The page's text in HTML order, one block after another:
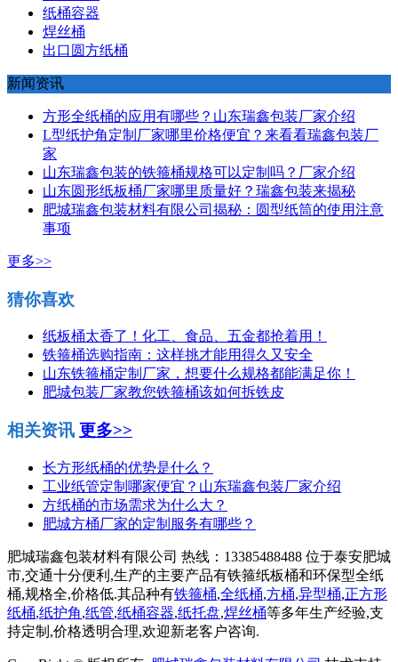
纸桶容器
焊丝桶
出口圆方纸桶
新闻资讯
方形全纸桶的应用有哪些？山东瑞鑫包装厂家介绍
L型纸护角定制厂家哪里价格便宜？来看看瑞鑫包装厂
家
山东瑞鑫包装的铁箍桶规格可以定制吗？厂家介绍
山东圆形纸板桶厂家哪里质量好？瑞鑫包装来揭秘
肥城瑞鑫包装材料有限公司揭秘：圆型纸筒的使用注意
事项
更多>>
猜你喜欢
纸板桶太香了！化工、食品、五金都抢着用！
铁箍桶选购指南：这样挑才能用得久又安全
山东铁箍桶定制厂家，想要什么规格都能满足你！
肥城包装厂家教您铁箍桶该如何拆铁皮
相关资讯 更多>>
长方形纸桶的优势是什么？
工业纸管定制哪家便宜？山东瑞鑫包装厂家介绍
方纸桶的市场需求为什么大？
肥城方桶厂家的定制服务有哪些？
肥城瑞鑫包装材料有限公司 热线：13385488488 位于泰安肥城
市,交通十分便利,生产的主要产品有铁箍纸板桶和环保型全纸
桶,规格全,价格低.其品种有铁箍桶,全纸桶,方桶,异型桶,正方形
纸桶,纸护角,纸管,纸桶容器,纸托盘,焊丝桶等多年生产经验,支
持定制,价格透明合理,欢迎新老客户咨询.